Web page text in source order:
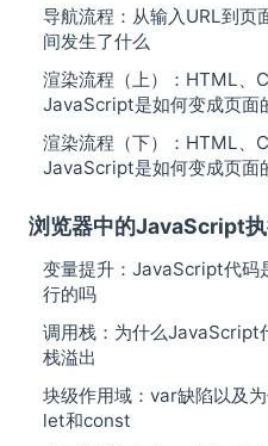
导航流程：从输入URL到页
间发生了什么
渲染流程（上）：HTML、
JavaScript是如何变成页面
渲染流程（下）：HTML、
JavaScript是如何变成页面
浏览器中的JavaScript执
变量提升：JavaScript代码
行的吗
调用栈：为什么JavaScript
栈溢出
块级作用域：var缺陷以及
let和const